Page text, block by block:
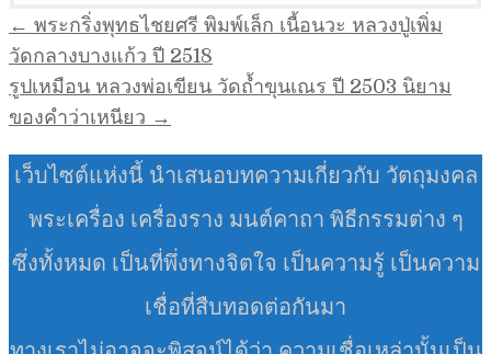
แนะแนว
เรื่อง
← พระกริ่งพุทธไชยศรี พิมพ์เล็ก เนื้อนวะ หลวงปู่เพิ่ม
วัดกลางบางแก้ว ปี 2518
รูปเหมือน หลวงพ่อเขียน วัดถ้ำขุนเณร ปี 2503 นิยาม
ของคำว่าเหนียว →
เว็บไซต์แห่งนี้ นำเสนอบทความเกี่ยวกับ วัตถุมงคล
พระเครื่อง เครื่องราง มนต์คาถา พิธีกรรมต่าง ๆ
ซึ่งทั้งหมด เป็นที่พึ่งทางจิตใจ เป็นความรู้ เป็นความ
เชื่อที่สืบทอดต่อกันมา